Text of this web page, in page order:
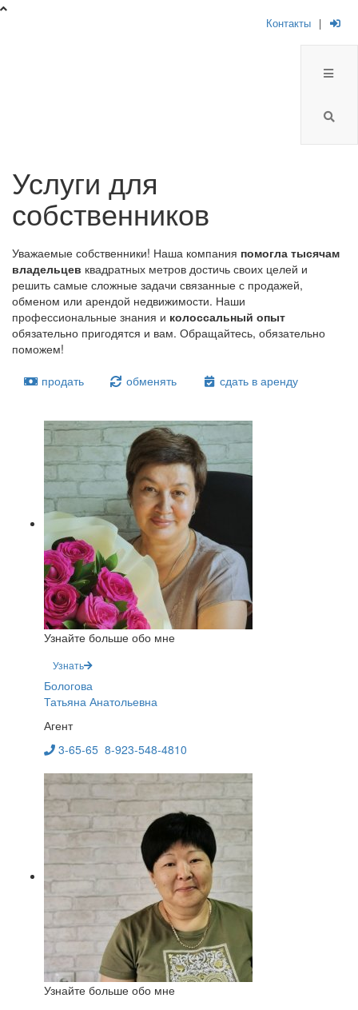
Контакты |
Услуги для
собственников
Уважаемые собственники! Наша компания помогла тысячам
владельцев квадратных метров достичь своих целей и
решить самые сложные задачи связанные с продажей,
обменом или арендой недвижимости. Наши
профессиональные знания и колоссальный опыт
обязательно пригодятся и вам. Обращайтесь, обязательно
поможем!
продать
обменять сдать в аренду
Узнайте больше обо мне
Узнать
Бологова
Татьяна Анатольевна
Агент
3-65-65 8-923-548-4810
Узнайте больше обо мне